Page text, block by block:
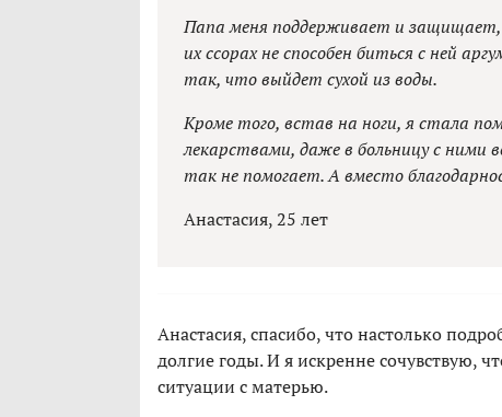
Папа меня поддерживает и
их ссорах не способен биться с ней
так, что выйдет сухой из воды.
Кроме того, встав на ноги, я стала
лекарствами, даже в больницу с ними
так не помогает. А вместо
Анастасия, 25 лет
Анастасия, спасибо, что настолько
долгие годы. И я искренне сочувствую,
ситуации с матерью.